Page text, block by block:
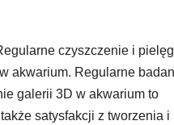
czyszczenie i
akwarium. Regularne
galerii 3D w akwarium to
satysfakcji z tworzenia i